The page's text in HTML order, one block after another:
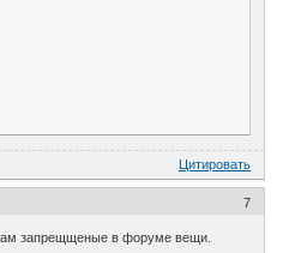
Цитировать
7
там запрещщеные в форуме вещи.